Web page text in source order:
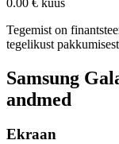
Tegemist on
tegelikust
Samsung
andmed
Ekraan